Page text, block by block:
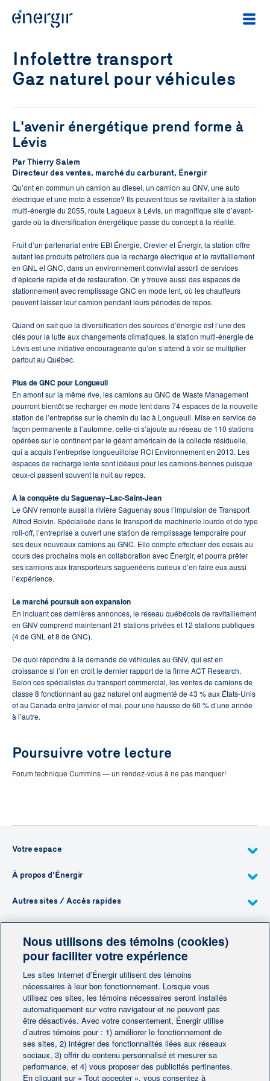
Infolettre transport
Gaz naturel pour véhicules
L'avenir énergétique prend forme à
Lévis
Par Thierry Salem
Directeur des ventes, marché du carburant, Énergir
Qu’ont en commun un camion au diesel, un camion au GNV, une auto
électrique et une moto à essence? Ils peuvent tous se ravitailler à la station
multi-énergie du 2055, route Lagueux à Lévis, un magnifique site d’avant-
garde où la diversification énergétique passe du concept à la réalité.
Fruit d’un partenariat entre EBI Énergie, Crevier et Énergir, la station offre
autant les produits pétroliers que la recharge électrique et le ravitaillement
en GNL et GNC, dans un environnement convivial assorti de services
d’épicerie rapide et de restauration. On y trouve aussi des espaces de
stationnement avec remplissage GNC en mode lent, où les chauffeurs
peuvent laisser leur camion pendant leurs périodes de repos.
Quand on sait que la diversification des sources d’énergie est l’une des
clés pour la lutte aux changements climatiques, la station multi-énergie de
Lévis est une initiative encourageante qu’on s’attend à voir se multiplier
partout au Québec.
Plus de GNC pour Longueuil
En amont sur la même rive, les camions au GNC de Waste Management
pourront bientôt se recharger en mode lent dans 74 espaces de la nouvelle
station de l’entreprise sur le chemin du lac à Longueuil. Mise en service de
façon permanente à l’automne, celle-ci s’ajoute au réseau de 110 stations
opérées sur le continent par le géant américain de la collecte résiduelle,
qui a acquis l’entreprise longueuilloise RCI Environnement en 2013. Les
espaces de recharge lente sont idéaux pour les camions-bennes puisque
ceux-ci passent souvent la nuit au repos.
À la conquête du Saguenay–Lac-Saint-Jean
Le GNV remonte aussi la rivière Saguenay sous l’impulsion de Transport
Alfred Boivin. Spécialisée dans le transport de machinerie lourde et de type
roll-off, l’entreprise a ouvert une station de remplissage temporaire pour
ses deux nouveaux camions au GNC. Elle compte effectuer des essais au
cours des prochains mois en collaboration avec Énergir, et pourra prêter
ses camions aux transporteurs saguenéens curieux d’en faire eux aussi
l’expérience.
Le marché poursuit son expansion
En incluant ces dernières annonces, le réseau québécois de ravitaillement
en GNV comprend maintenant 21 stations privées et 12 stations publiques
(4 de GNL et 8 de GNC).
De quoi répondre à la demande de véhicules au GNV, qui est en
croissance si l’on en croit le dernier rapport de la firme ACT Research.
Selon ces spécialistes du transport commercial, les ventes de camions de
classe 8 fonctionnant au gaz naturel ont augmenté de 43 % aux États-Unis
et au Canada entre janvier et mai, pour une hausse de 60 % d’une année
à l’autre.
Poursuivre votre lecture
Forum technique Cummins — un rendez-vous à ne pas manquer!
Votre espace
À propos d'Énergir
Autres sites / Accès rapides
Besoin de plus d'information?
Contactez-nous
Contactez-nous
Nous utilisons des témoins (cookies)
pour faciliter votre expérience
Les sites Internet d’Énergir utilisent des témoins
nécessaires à leur bon fonctionnement. Lorsque vous
utilisez ces sites, les témoins nécessaires seront installés
automatiquement sur votre navigateur et ne peuvent pas
être désactivés. Avec votre consentement, Énergir utilise
d’autres témoins pour : 1) améliorer le fonctionnement de
ses sites, 2) intégrer des fonctionnalités liées aux réseaux
sociaux, 3) offrir du contenu personnalisé et mesurer sa
performance, et 4) vous proposer des publicités pertinentes.
En cliquant sur « Tout accepter », vous consentez à